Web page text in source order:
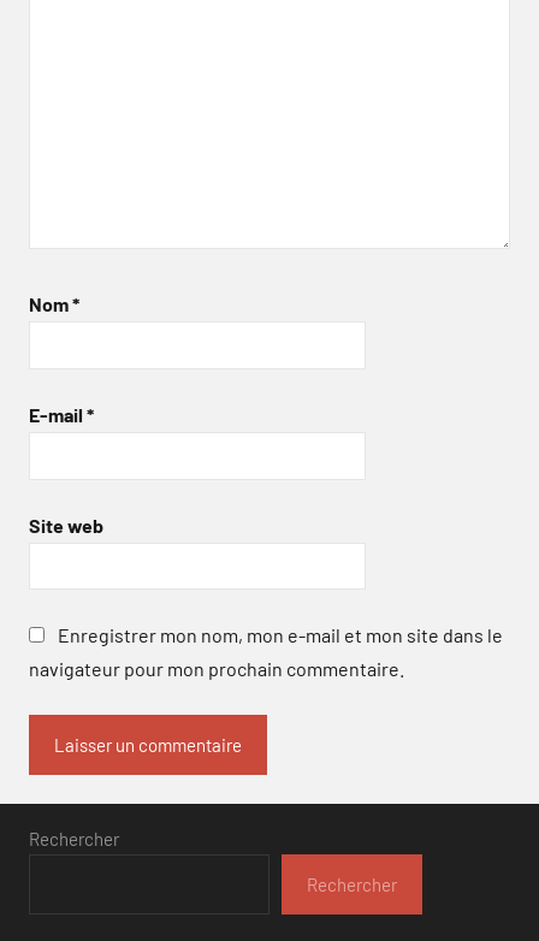
Nom*
E-mail *
Site web
Enregistrer mon nom, mon e-mail et mon site dans le
navigateur pour mon prochain commentaire.
Rechercher
Rechercher